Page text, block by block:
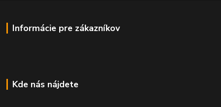
Informácie pre zákazníkov
Kde nás nájdete